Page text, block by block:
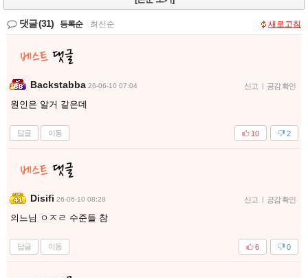
댓글(31) 등록순 최신순 새로고침
Backstabba 26-06-10 07:04 신고 | 공감 확인
원인은 알거 같은데
답글 이동 2
10
Disifi 26-06-10 08:28 신고 | 공감 확인
의느님 ㅇㅈㄹ 수준들 참
답글 이동 0
6